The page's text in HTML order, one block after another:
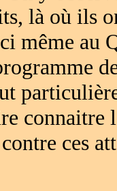
là où ils
même au
connaitre
ces